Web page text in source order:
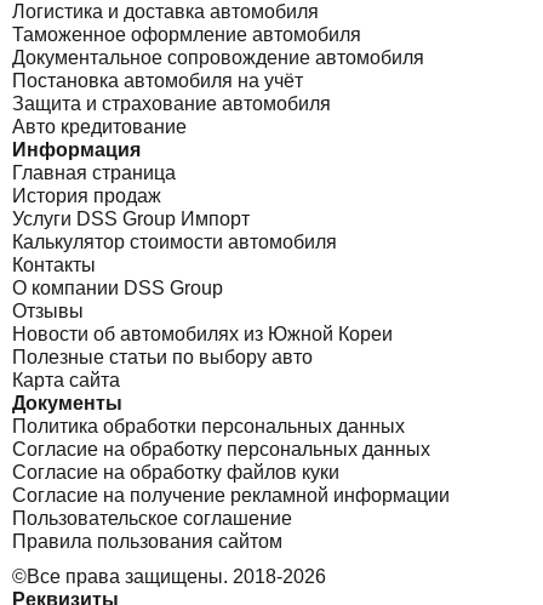
Логистика и доставка автомобиля
Таможенное оформление автомобиля
Документальное сопровождение автомобиля
Постановка автомобиля на учёт
Защита и страхование автомобиля
Авто кредитование
Информация
Главная страница
История продаж
Услуги DSS Group Импорт
Калькулятор стоимости автомобиля
Контакты
О компании DSS Group
Отзывы
Новости об автомобилях из Южной Кореи
Полезные статьи по выбору авто
Карта сайта
Документы
Политика обработки персональных данных
Согласие на обработку персональных данных
Согласие на обработку файлов куки
Согласие на получение рекламной информации
Пользовательское соглашение
Правила пользования сайтом
©Все права защищены. 2018-2026
Реквизиты